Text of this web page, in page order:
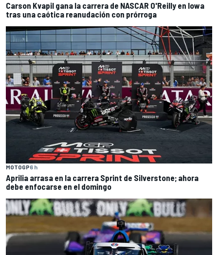
Carson Kvapil gana la carrera de NASCAR O'Reilly en Iowa
tras una caótica reanudación con prórroga
MOTOGP6 h
Aprilia arrasa en la carrera Sprint de Silverstone; ahora
debe enfocarse en el domingo